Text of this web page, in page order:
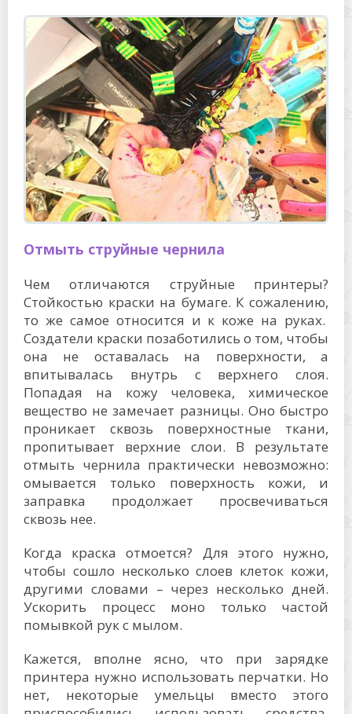
Отмыть струйные чернила
Чем отличаются струйные принтеры?
Стойкостью краски на бумаге. К сожалению,
то же самое относится и к коже на руках.
Создатели краски позаботились о том, чтобы
она не оставалась на поверхности, а
впитывалась внутрь с верхнего слоя.
Попадая на кожу человека, химическое
вещество не замечает разницы. Оно быстро
проникает сквозь поверхностные ткани,
пропитывает верхние слои. В результате
отмыть чернила практически невозможно:
омывается только поверхность кожи, и
заправка продолжает просвечиваться
сквозь нее.
Когда краска отмоется? Для этого нужно,
чтобы сошло несколько слоев клеток кожи,
другими словами – через несколько дней.
Ускорить процесс моно только частой
помывкой рук с мылом.
Кажется, вполне ясно, что при зарядке
принтера нужно использовать перчатки. Но
нет, некоторые умельцы вместо этого